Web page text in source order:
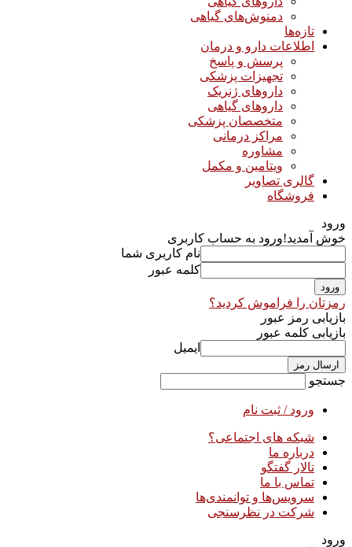
دمنوش‌های گیاهی
تازه‌ها
اطلاعات دارو و درمان
پرسش و پاسخ
تجهیزات پزشکی
داروهای ژنریک
داروهای گیاهی
متخصصان پزشکی
مراکز درمانی
مشاوره
ویتامین و مکمل
گالری تصاویر
فروشگاه
ورود
خوش آمدید!ورود به حساب کاربری
نام کاربری شما
کلمه عبور
رمزتان را فراموش کردید؟
بازیابی رمز عبور
بازیابی کلمه عبور
ایمیل
جستجو
ورود / ثبت نام
شبکه های اجتماعی؟
درباره ما
تالار گفتگو
تماس با ما
سرویس‌ها و توانمندی‌ها
شرکت در نظرسنجی
ورود